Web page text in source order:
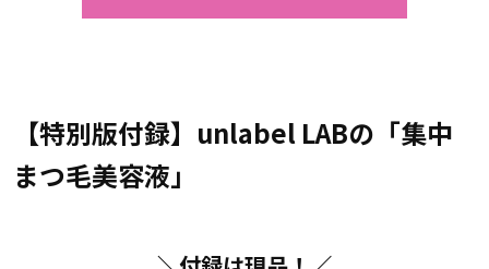
【特別版付録】unlabel LABの「集中
まつ毛美容液」